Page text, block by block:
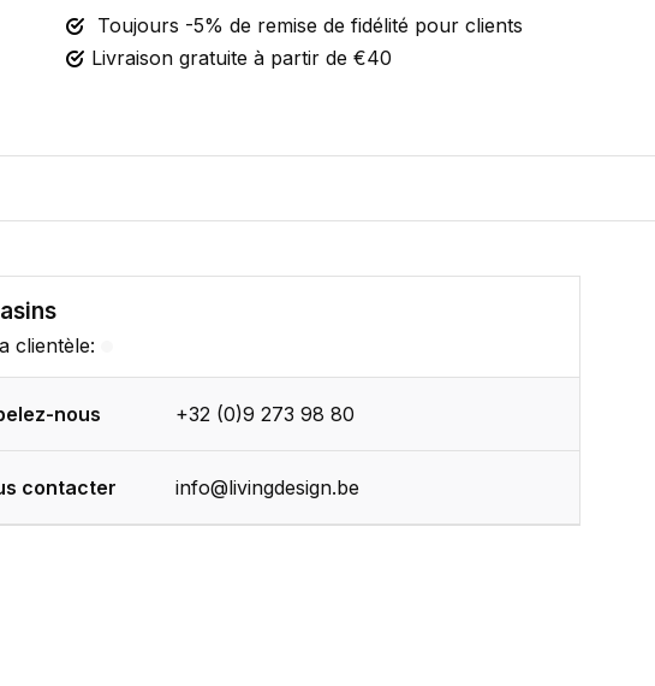
Toujours -5% de remise de fidélité pour clients
Livraison gratuite à partir de €40
clientèle:
nous +32 (0)9 273 98 80
contacter info@livingdesign.be